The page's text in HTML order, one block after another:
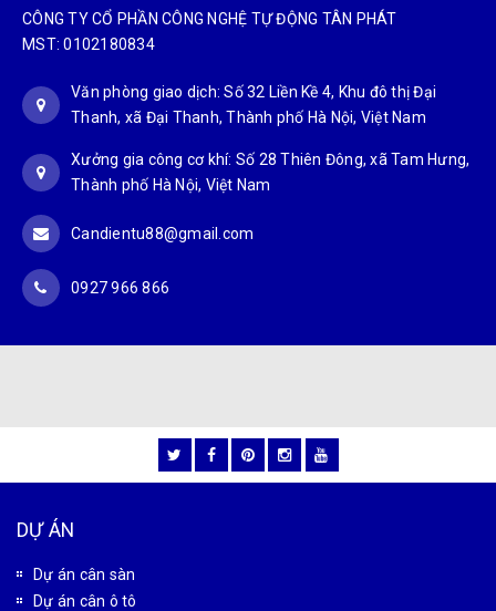
CÔNG TY CỔ PHẦN CÔNG NGHỆ TỰ ĐỘNG TÂN PHÁT
MST: 0102180834
Văn phòng giao dịch: Số 32 Liền Kề 4, Khu đô thị Đại
Thanh, xã Đại Thanh, Thành phố Hà Nội, Việt Nam
Xưởng gia công cơ khí: Số 28 Thiên Đông, xã Tam Hưng,
Thành phố Hà Nội, Việt Nam
Candientu88@gmail.com
0927 966 866
DỰ ÁN
Dự án cân sàn
Dự án cân ô tô